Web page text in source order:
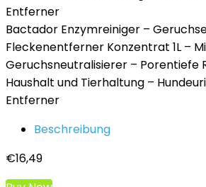
Bactador Enzymreiniger –
Fleckenentferner Konzentrat 1L –
Geruchsneutralisierer – Porentiefe
Haushalt und Tierhaltung –
Entferner
Beschreibung
€16,49